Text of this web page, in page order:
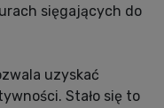
sięgających do
uzyskać
Stało się to